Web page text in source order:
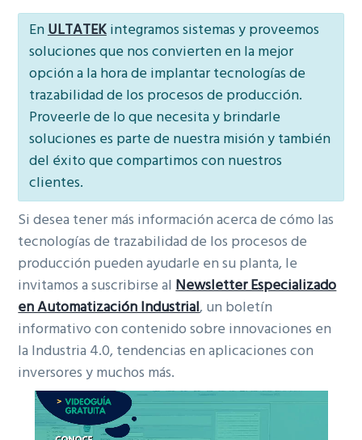
EnULTATEKintegramos sistemas y proveemos
soluciones que nos convierten en la mejor
opción a la hora de implantar tecnologías de
trazabilidad de los procesos de producción.
Proveerle de lo que necesita y brindarle
soluciones es parte de nuestra misión y también
del éxito que compartimos con nuestros
clientes.
Si desea tener más información acerca de cómo las
tecnologías de trazabilidad de los procesos de
producción pueden ayudarle en su planta, le
invitamos a suscribirse alNewsletter Especializado
en Automatización Industrial, un boletín
informativo con contenido sobre innovaciones en
la Industria 4.0, tendencias en aplicaciones con
inversores y muchos más.